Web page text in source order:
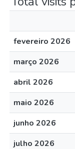
fevereiro 2026
março 2026
abril 2026
maio 2026
junho 2026
julho 2026